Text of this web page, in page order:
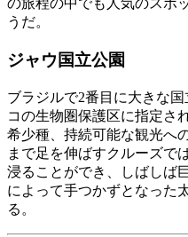
の旅程の中でも人気のスポ
うだ。
ジャウ国立公園
ブラジルで2番目に大きな
コの生物圏保護区に指定さ
希少種、持続可能な観光へ
まで足を伸ばすクルーズで
浸ることができ、しばしば
によって手つかずとなった
る。